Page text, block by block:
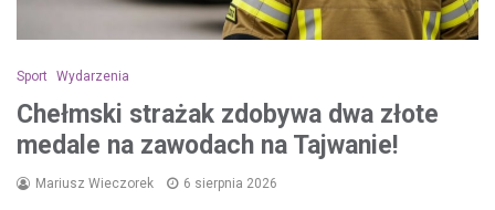
Sport Wydarzenia
Chełmski strażak zdobywa dwa złote
medale na zawodach na Tajwanie!
Mariusz Wieczorek 6 sierpnia 2026